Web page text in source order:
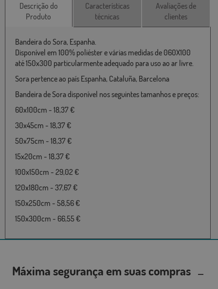
Descrição do
Produto
Características
técnicas
Avaliações de
clientes
Bandeira do Sora, Espanha.
Disponível em 100% poliéster e várias medidas de 060X100
até 150x300 particularmente adequado para uso ao ar livre.
Sora pertence ao país Espanha, Cataluña, Barcelona
Bandeira de Sora disponível nos seguintes tamanhos e preços:
60x100cm - 18,37 €
30x45cm - 18,37 €
50x75cm - 18,37 €
15x20cm - 18,37 €
100x150cm - 29,02 €
120x180cm - 37,67 €
150x250cm - 58,56 €
150x300cm - 66,55 €
Máxima segurança em suas compras